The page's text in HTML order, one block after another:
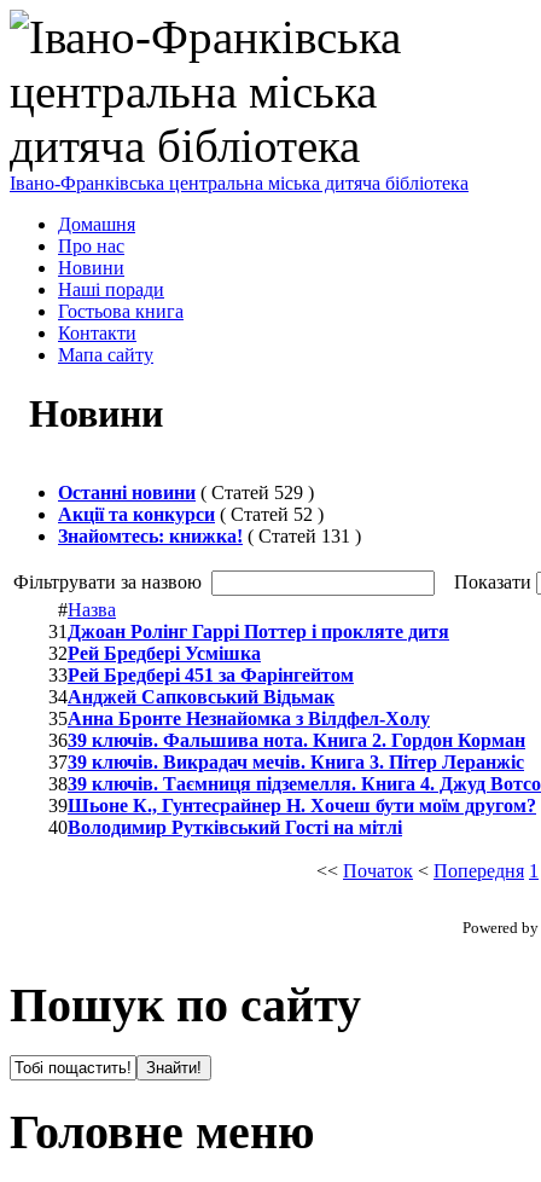
Івано-Франківська центральна міська дитяча бібліотека
Домашня
Про нас
Новини
Наші поради
Гостьова книга
Контакти
Мапа сайту
Новини
Останні новини ( Статей 529 )
Акції та конкурси ( Статей 52 )
Знайомтесь: книжка! ( Статей 131 )
Фільтрувати за назвою
Показати
#Назва
31 Джоан Ролінг Гаррі Поттер і прокляте дитя
32Рей Бредбері Усмішка
33Рей Бредбері 451 за Фарінгейтом
34Анджей Сапковський Відьмак
35Анна Бронте Незнайомка з Вілдфел-Холу
3639 ключів. Фальшива нота. Книга 2. Гордон Корман
3739 ключів. Викрадач мечів. Книга 3. Пітер Леранжіс
3839 ключів. Таємниця підземелля. Книга 4. Джуд
39Шьоне К., Гунтесрайнер Н. Хочеш бути моїм другом?
40Володимир Рутківський Гості на мітлі
<< Початок < Попередня 1
Powered by
Пошук по сайту
Головне меню